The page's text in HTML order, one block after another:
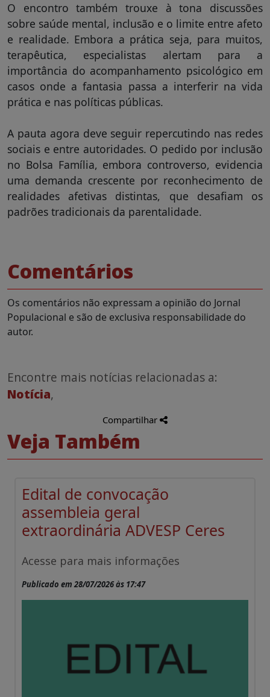
O encontro também trouxe à tona discussões
sobre saúde mental, inclusão e o limite entre afeto
e realidade. Embora a prática seja, para muitos,
terapêutica, especialistas alertam para a
importância do acompanhamento psicológico em
casos onde a fantasia passa a interferir na vida
prática e nas políticas públicas.
A pauta agora deve seguir repercutindo nas redes
sociais e entre autoridades. O pedido por inclusão
no Bolsa Família, embora controverso, evidencia
uma demanda crescente por reconhecimento de
realidades afetivas distintas, que desafiam os
padrões tradicionais da parentalidade.
Comentários
Os comentários não expressam a opinião do Jornal
Populacional e são de exclusiva responsabilidade do
autor.
Encontre mais notícias relacionadas a:
Notícia,
Compartilhar
Veja Também
Edital de convocação
assembleia geral
extraordinária ADVESP Ceres
Acesse para mais informações
Publicado em 28/07/2026 às 17:47